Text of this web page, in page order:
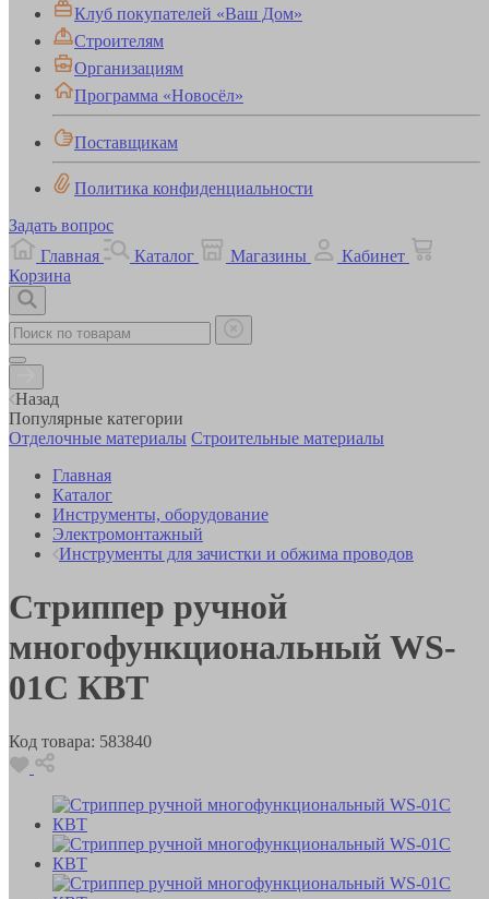
Клуб покупателей «Ваш Дом»
Строителям
Организациям
Программа «Новосёл»
Поставщикам
Политика конфиденциальности
Задать вопрос
Главная
Каталог Магазины
Кабинет
Корзина
Назад
Популярные категории
Отделочные материалы Строительные материалы
Главная
Каталог
Инструменты, оборудование
Электромонтажный
Инструменты для зачистки и обжима проводов
Стриппер ручной
многофункциональный WS-
01C КВТ
Код товара: 583840